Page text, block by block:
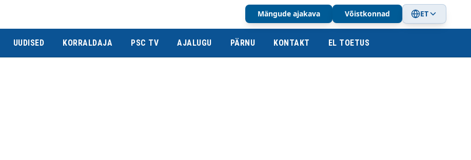
Mängude ajakava Võistkonnad ET
UUDISED KORRALDAJA PSC TV AJALUGU PÄRNU KONTAKT EL TOETUS